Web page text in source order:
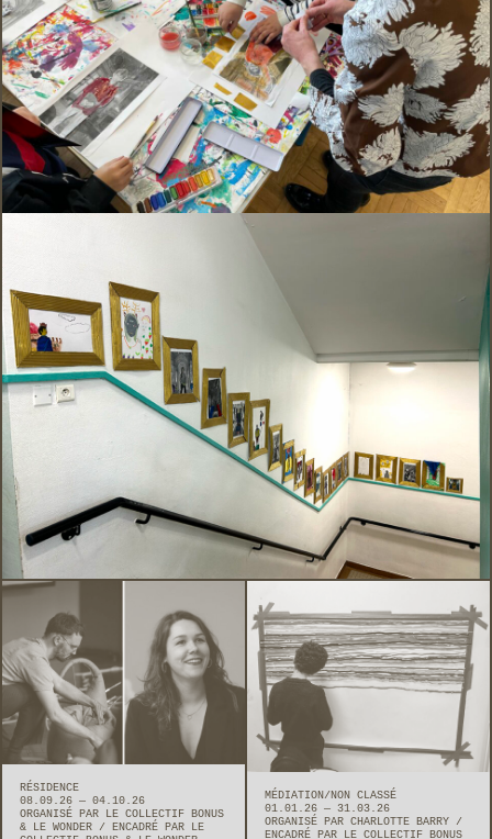
RÉSIDENCE
08.09.26 — 04.10.26
ORGANISÉ PAR LE COLLECTIF BONUS
& LE WONDER
ENCADRÉ PAR LE
MÉDIATION
NON CLASSÉ
01.01.26 — 31.03.26
ORGANISÉ PAR CHARLOTTE BARRY
ENCADRÉ PAR LE COLLECTIF BONUS